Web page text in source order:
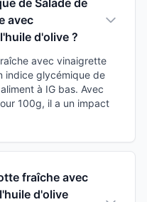
avec
d'olive ?
avec vinaigrette
indice glycémique de
à IG bas. Avec
100g, il a un impact
fraîche avec
d'olive